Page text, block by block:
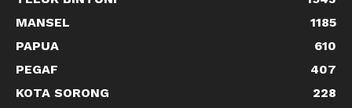
MANSEL
1185
PAPUA
610
PEGAF
407
KOTA SORONG
228